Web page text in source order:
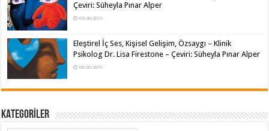
Çeviri: Süheyla Pınar Alper
09/20/2019
Eleştirel İç Ses, Kişisel Gelişim, Özsaygı – Klinik
Psikolog Dr. Lisa Firestone – Çeviri: Süheyla Pınar Alper
08/20/2019
KATEGORİLER